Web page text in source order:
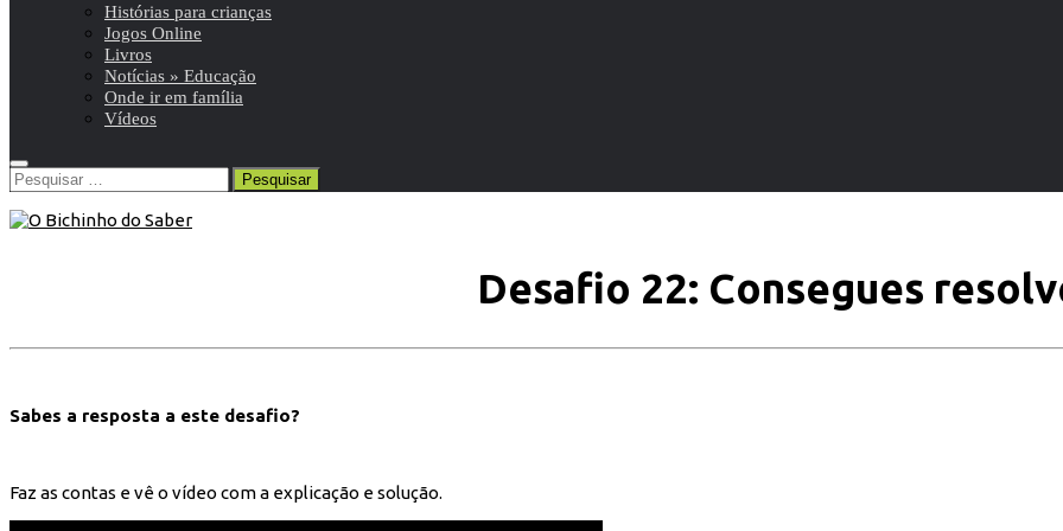
Histórias para crianças
Jogos Online
Livros
Notícias » Educação
Onde ir em família
Vídeos
Pesquisar
por:
Desafio 22: Consegues
Sabes a resposta a este desafio?
Faz as contas e vê o vídeo com a explicação e solução.